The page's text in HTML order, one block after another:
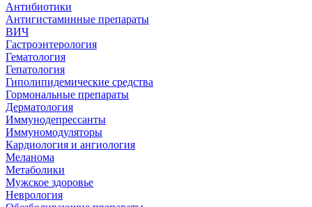
Антибиотики
Антигистаминные препараты
ВИЧ
Гастроэнтерология
Гематология
Гепатология
Гиполипидемические средства
Гормональные препараты
Дерматология
Иммунодепрессанты
Иммуномодуляторы
Кардиология и ангиология
Меланома
Метаболики
Мужское здоровье
Неврология